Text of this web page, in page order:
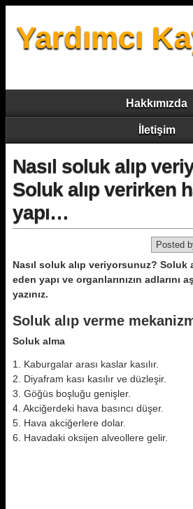
Yardımcı
Hakkımızda
İletişim
Nasıl soluk alıp
Soluk alıp verirken
yapı…
Posted
Nasıl soluk alıp veriyorsunuz? Soluk
eden yapı ve organlarınızın adlarını
yazınız.
Soluk alıp verme
Soluk alma
1. Kaburgalar arası kaslar kasılır.
2. Diyafram kası kasılır ve düzleşir.
3. Göğüs boşluğu genişler.
4. Akciğerdeki hava basıncı düşer.
5. Hava akciğerlere dolar.
6. Havadaki oksijen alveollere gelir.